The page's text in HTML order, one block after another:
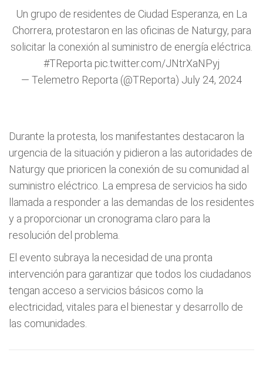
Un grupo de residentes de Ciudad Esperanza, en La
Chorrera, protestaron en las oficinas de Naturgy, para
solicitar la conexión al suministro de energía eléctrica.
#TReporta pic.twitter.com/JNtrXaNPyj
— Telemetro Reporta (@TReporta) July 24, 2024
Durante la protesta, los manifestantes destacaron la
urgencia de la situación y pidieron a las autoridades de
Naturgy que prioricen la conexión de su comunidad al
suministro eléctrico. La empresa de servicios ha sido
llamada a responder a las demandas de los residentes
y a proporcionar un cronograma claro para la
resolución del problema.
El evento subraya la necesidad de una pronta
intervención para garantizar que todos los ciudadanos
tengan acceso a servicios básicos como la
electricidad, vitales para el bienestar y desarrollo de
las comunidades.